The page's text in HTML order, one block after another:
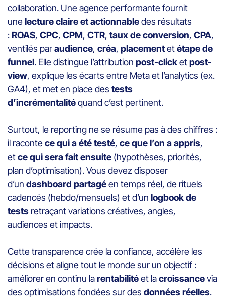
collaboration. Une agence performante fournit
unelecture claire et actionnabledes résultats
:ROAS, CPC, CPM, CTR, taux de conversion, CPA,
ventilés paraudience, créa, placementetétape de
funnel. Elle distingue l’attribution post-clicketpost-
view, explique les écarts entre Meta et l’analytics (ex.
GA4), et met en place des tests
d’incrémentalitéquand c’est pertinent.
Surtout, le reporting ne se résume pas à des chiffres :
il racontece qui a été testé, ce que l’on a appris,
etce qui sera fait ensuite (hypothèses, priorités,
plan d’optimisation). Vous devez disposer
d’un dashboard partagéen temps réel, de rituels
cadencés (hebdo/mensuels) et d’un logbook de
tests retraçant variations créatives, angles,
audiences et impacts.
Cette transparence crée la confiance, accélère les
décisions et aligne tout le monde sur un objectif :
améliorer en continu larentabilitéet lacroissancevia
des optimisations fondées sur des données réelles.